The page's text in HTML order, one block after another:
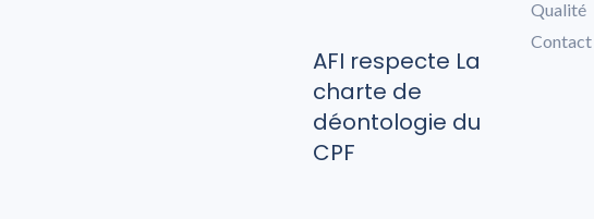
AFI respecte La
charte de
déontologie du
CPF
Qualité
Contact